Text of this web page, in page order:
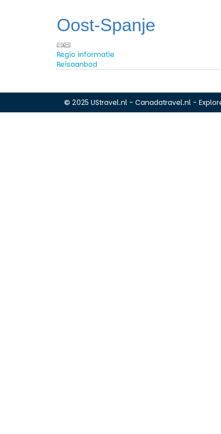
Oost-Spanje
Regio informatie
Reisaanbod
© 2025 UStravel.nl - Canadatravel.nl -